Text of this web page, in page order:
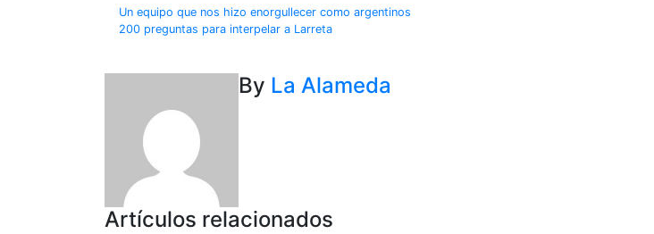
Navegación
Un equipo que nos hizo enorgullecer como argentinos
200 preguntas para interpelar a Larreta
By La Alameda
Artículos relacionados